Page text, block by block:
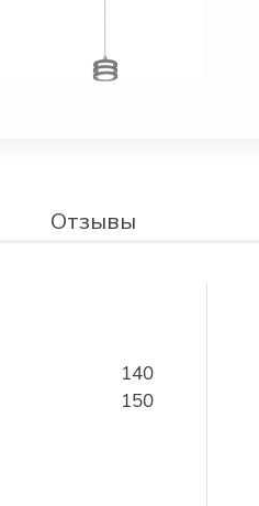
Отзывы
140
150